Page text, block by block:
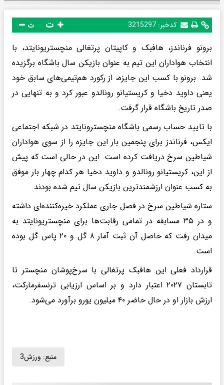
کدخبر: 3215297 ت
برونو فرناندز، هافبک و کاپیتان پرتغالی منچستریونایتد، با
انتخاب هواداران این تیم به عنوان بازیکن سال باشگاه برگزیده
شد. برونو با کسب این جایزه، از رکورد هم‌تیمی‌های سابق خود
یعنی داوید دخیا و کریستیانو رونالدو عبور کرد و به تنهایی در
صدر تاریخ باشگاه قرار گرفت.
با تایید حساب رسمی باشگاه منچسترونایتد در شبکه اجتماعی
ایکس، فرناندز برای پنجمین بار این جایزه را از سوی هواداران
شیاطین سرخ دریافت کرده است. این در حالی است که پیش
از این، کریستیانو رونالدو و داوید دخیا هر کدام چهار بار موفق
به کسب عنوان ارزشمندترین بازیکن سال تیم شده بودند.
ستاره شیاطین سرخ در فصل جاری عملکرد خیره‌کننده‌ای داشته
و در ۳۵ مسابقه در تمامی رقابت‌ها برای منچستریونایتد به
میدان رفت که حاصل آن ثبت آمار ۸ گل و ۲۰ پاس گل بوده
است.
قرارداد فعلی این هافبک پرتغالی با سرخ‌پوشان منچستر تا
تابستان ۲۰۲۷ اعتبار دارد و بر اساس ارزیابی ترنسفرمارکت،
ارزش بازار او در حال حاضر ۴۰ میلیون یورو برآورد می‌شود.
منبع: ورزش3